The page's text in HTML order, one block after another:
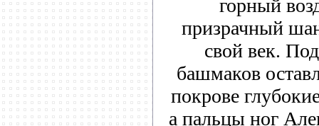
горный
призрачный
свой век.
башмаков
покрове
а пальцы ног